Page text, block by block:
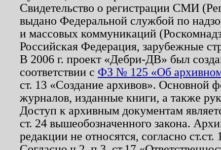
Свидетельство о регистрации СМИ
выдано Федеральной службой по
и массовых коммуникаций
Российская Федерация, зарубежные
В 2006 г. проект «Дебри-ДВ» был
соответствии с ФЗ № 125 «Об
ст. 13 «Создание архивов». Основной
журналов, изданные книги, а также
Доступ к архивным документам
ст. 24 вышеобозначенного закона.
редакции не относятся, согласно